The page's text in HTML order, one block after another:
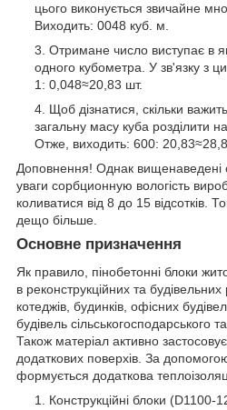
цього виконується звичайне
Виходить: 0048 куб. м.
Отримане число виступає в
одного кубометра. У зв'язку з
1: 0,048≈20,83 шт.
Щоб дізнатися, скільки
загальну масу куба розділити
Отже, виходить: 600: 20,83≈28,8
Доповнення! Однак вищенаведені
уваги сорбционную вологість
коливатися від 8 до 15 відсотків.
дещо більше.
Основне призначення
Як правило, пінобетонні блоки
в реконструкційних та
котеджів, будинків, офісних
будівель сільськогосподарського
Також матеріал активно
додаткових поверхів. За
формується додаткова
Конструкційні блоки (D1100-